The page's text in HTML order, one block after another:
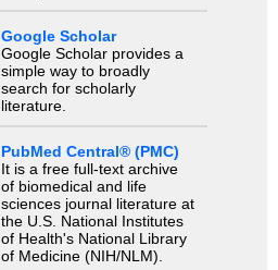
Google Scholar
Google Scholar provides a
simple way to broadly
search for scholarly
literature.
PubMed Central® (PMC)
It is a free full-text archive
of biomedical and life
sciences journal literature at
the U.S. National Institutes
of Health's National Library
of Medicine (NIH/NLM).